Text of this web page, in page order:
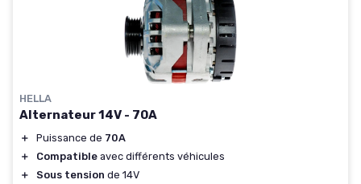
HELLA
Alternateur 14V - 70A
＋ Puissance de 70A
＋
Compatible avec différents véhicules
＋
Sous tension de 14V